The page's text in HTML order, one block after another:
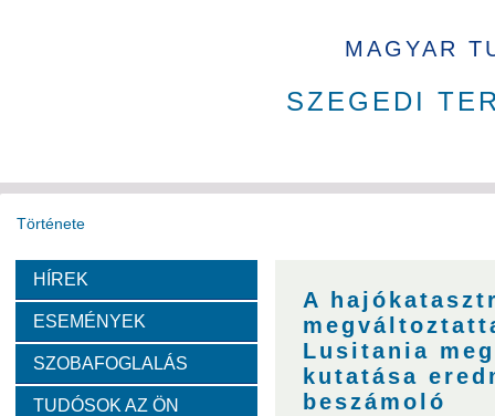
MAGYAR
SZEGEDI
Története
Székház
Fotók a székházról
Bemutatkoznak a SZAB akadémikusai
HÍREK
ESEMÉNYEK
SZOBAFOGLALÁS
TUDÓSOK AZ ÖN
A
Lusitania
kutatása
beszámoló